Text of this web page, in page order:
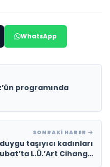
WhatsApp
programında
SONRAKI HABER
taşıyıcı kadınları
L.Ü.’Art Cihangir